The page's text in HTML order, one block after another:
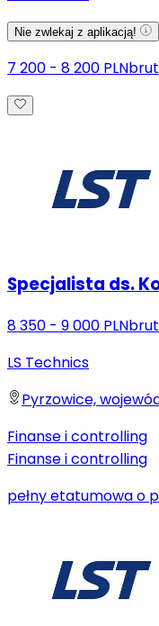
Nie zwlekaj z aplikacją!
7 200 - 8 200 PLN
Specjalista ds.
8 350 - 9 000 PLN
LS Technics
Pyrzowice,
Finanse i controlling
Finanse i controlling
pełny etatumowa o